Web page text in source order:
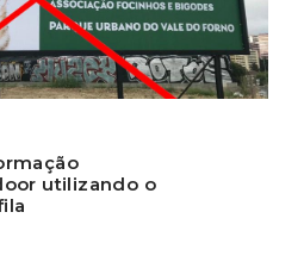
utilizando o